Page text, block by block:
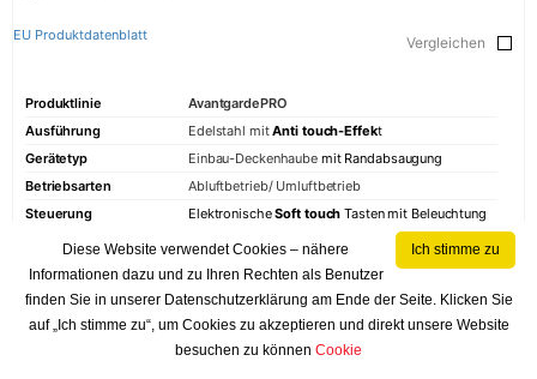
EU Produktdatenblatt Vergleichen
Produktlinie
AvantgardePRO
Ausführung
Edelstahl mitAnti touch-Effekt
Gerätetyp
Einbau-Deckenhaube mit Randabsaugung
Betriebsarten
Abluftbetrieb/ Umluftbetrieb
Steuerung
ElektronischeSoft touch Tasten mit Beleuchtung
Display
LED-Display
Energieeffizienzklasse
A
Triebwerke
1 x Motor
Art der Beleuchtung
2 x LED
Fernbedienung
Ich stimme zu
Diese Website verwendet Cookies – nähere
Informationen dazu und zu Ihren Rechten als Benutzer
finden Sie in unserer Datenschutzerklärung am Ende der Seite. Klicken Sie
auf „Ich stimme zu“, um Cookies zu akzeptieren und direkt unsere Website
besuchen zu können Cookie